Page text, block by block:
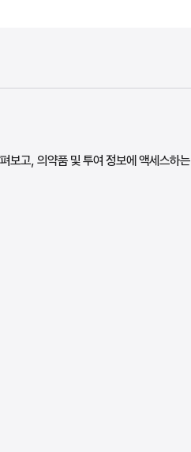
고, 의약품 및 투여 정보에 액세스하는